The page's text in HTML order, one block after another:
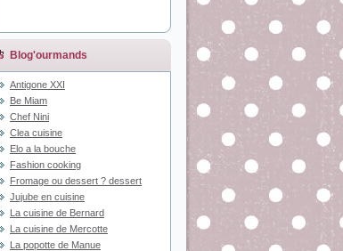
Blog'ourmands
Antigone XXI
Be Miam
Chef Nini
Clea cuisine
Elo a la bouche
Fashion cooking
Fromage ou dessert ? dessert
Jujube en cuisine
La cuisine de Bernard
La cuisine de Mercotte
La popotte de Manue